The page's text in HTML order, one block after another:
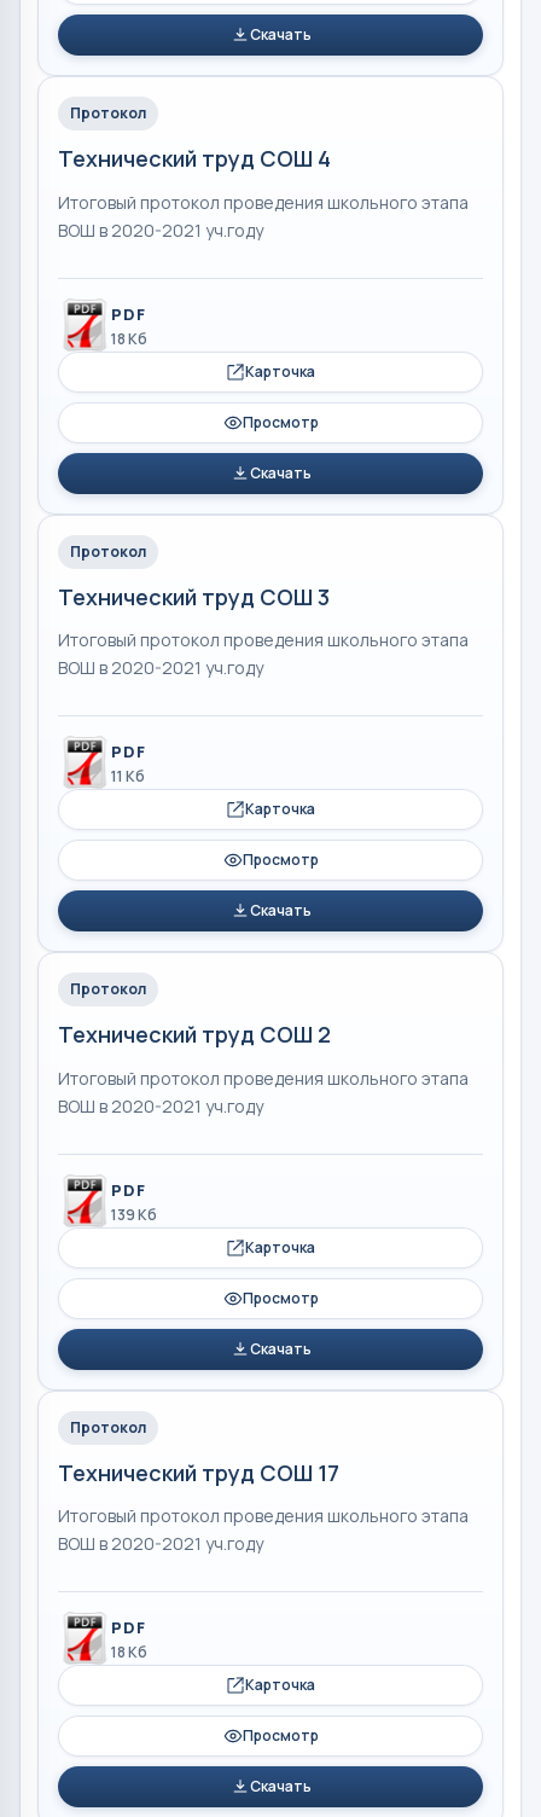
Скачать
Протокол
Технический труд СОШ 4
Итоговый протокол проведения школьного этапа
ВОШ в 2020-2021 уч.году
PDF
18 Кб
Карточка
Просмотр
Скачать
Протокол
Технический труд СОШ 3
Итоговый протокол проведения школьного этапа
ВОШ в 2020-2021 уч.году
PDF
11 Кб
Карточка
Просмотр
Скачать
Протокол
Технический труд СОШ 2
Итоговый протокол проведения школьного этапа
ВОШ в 2020-2021 уч.году
PDF
139 Кб
Карточка
Просмотр
Скачать
Протокол
Технический труд СОШ 17
Итоговый протокол проведения школьного этапа
ВОШ в 2020-2021 уч.году
PDF
18 Кб
Карточка
Просмотр
Скачать